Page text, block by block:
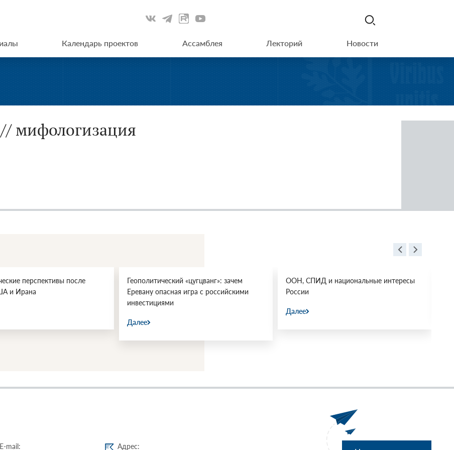
Календарь проектов Ассамблея Лекторий Новости
мифологизация
перспективы после
и Ирана
Геополитический «цугцванг»: зачем
Еревану опасная игра с российскими
инвестициями
Далее
ООН, СПИД и национальные интересы
России
Далее
E-mail: Адрес: